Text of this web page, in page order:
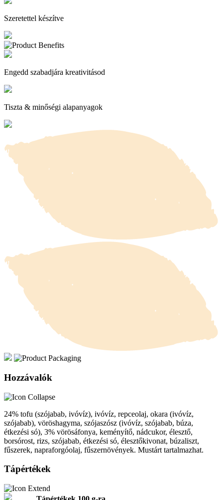
Szeretettel készítve
Engedd szabadjára kreativitásod
Tiszta & minőségi alapanyagok
Hozzávalók
24% tofu (szójabab, ivóvíz), ivóvíz, repceolaj, okara (ivóvíz,
szójabab), vöröshagyma, szójaszósz (ivóvíz, szójabab, búza,
étkezési só), 3% vörösáfonya, keményítő, nádcukor, élesztő,
borsórost, rizs, szójabab, étkezési só, élesztőkivonat, búzaliszt,
fűszerek, napraforgóolaj, fűszernövények. Mustárt tartalmazhat.
Tápértékek